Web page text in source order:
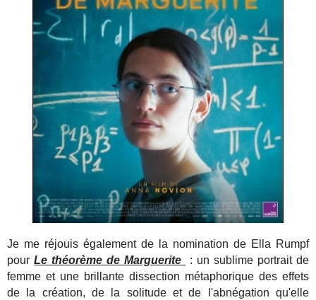
Je me réjouis également de la nomination de Ella Rumpf
pourLe théorème de Marguerite
: un sublime portrait de
femme et une brillante dissection métaphorique des effets
de la création, de la solitude et de l'abnégation qu'elle